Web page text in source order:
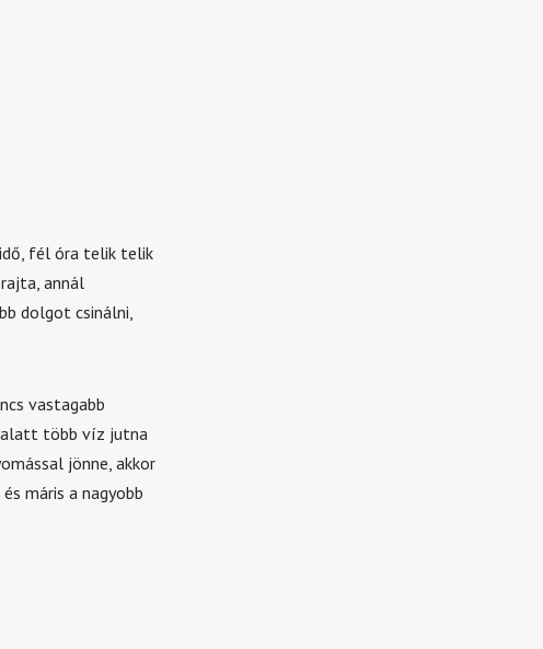
fél óra telik telik
annál
dolgot csinálni,
vastagabb
alatt több víz jutna
jönne, akkor
máris a nagyobb